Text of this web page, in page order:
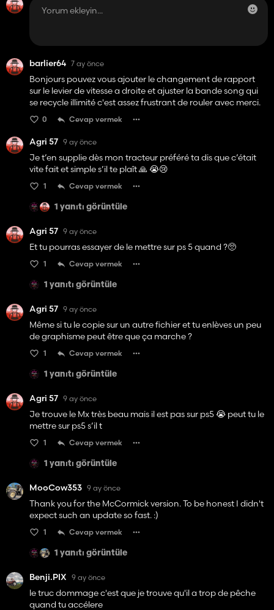
barlier64 7 ay önce
Bonjours pouvez vous ajouter le changement de rapport
sur le levier de vitesse a droite et ajuster la bande song qui
se recycle illimité c'est assez frustrant de rouler avec merci.
0 Cevap vermek
Agri 57 9 ay önce
Je t’en supplie dès mon tracteur préféré ta dis que c’était
vite fait et simple s’il te plaît 🙏 😭😢
1 Cevap vermek
1 yanıtı görüntüle
Agri 57 9 ay önce
Et tu pourras essayer de le mettre sur ps 5 quand ?🥺
1 Cevap vermek
1 yanıtı görüntüle
Agri 57 9 ay önce
Même si tu le copie sur un autre fichier et tu enlèves un peu
de graphisme peut être que ça marche ?
1 Cevap vermek
1 yanıtı görüntüle
Agri 57 9 ay önce
Je trouve le Mx très beau mais il est pas sur ps5 😭 peut tu le
mettre sur ps5 s’il t
1 Cevap vermek
1 yanıtı görüntüle
MooCow353 9 ay önce
Thank you for the McCormick version. To be honest I didn't
expect such an update so fast. :)
1 Cevap vermek
1 yanıtı görüntüle
Benji.PIX 9 ay önce
le truc dommage c'est que je trouve qu'il a trop de pêche
quand tu accélere